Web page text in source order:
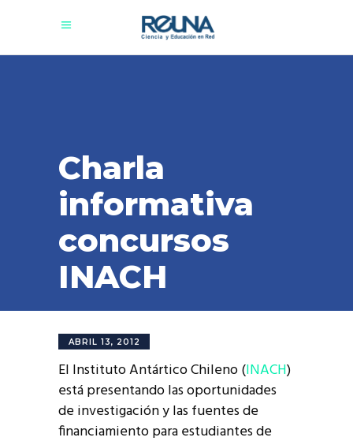
Charla
informativa
concursos
INACH
ABRIL 13, 2012
El Instituto Antártico Chileno (INACH)
está presentando las oportunidades
de investigación y las fuentes de
financiamiento para estudiantes de